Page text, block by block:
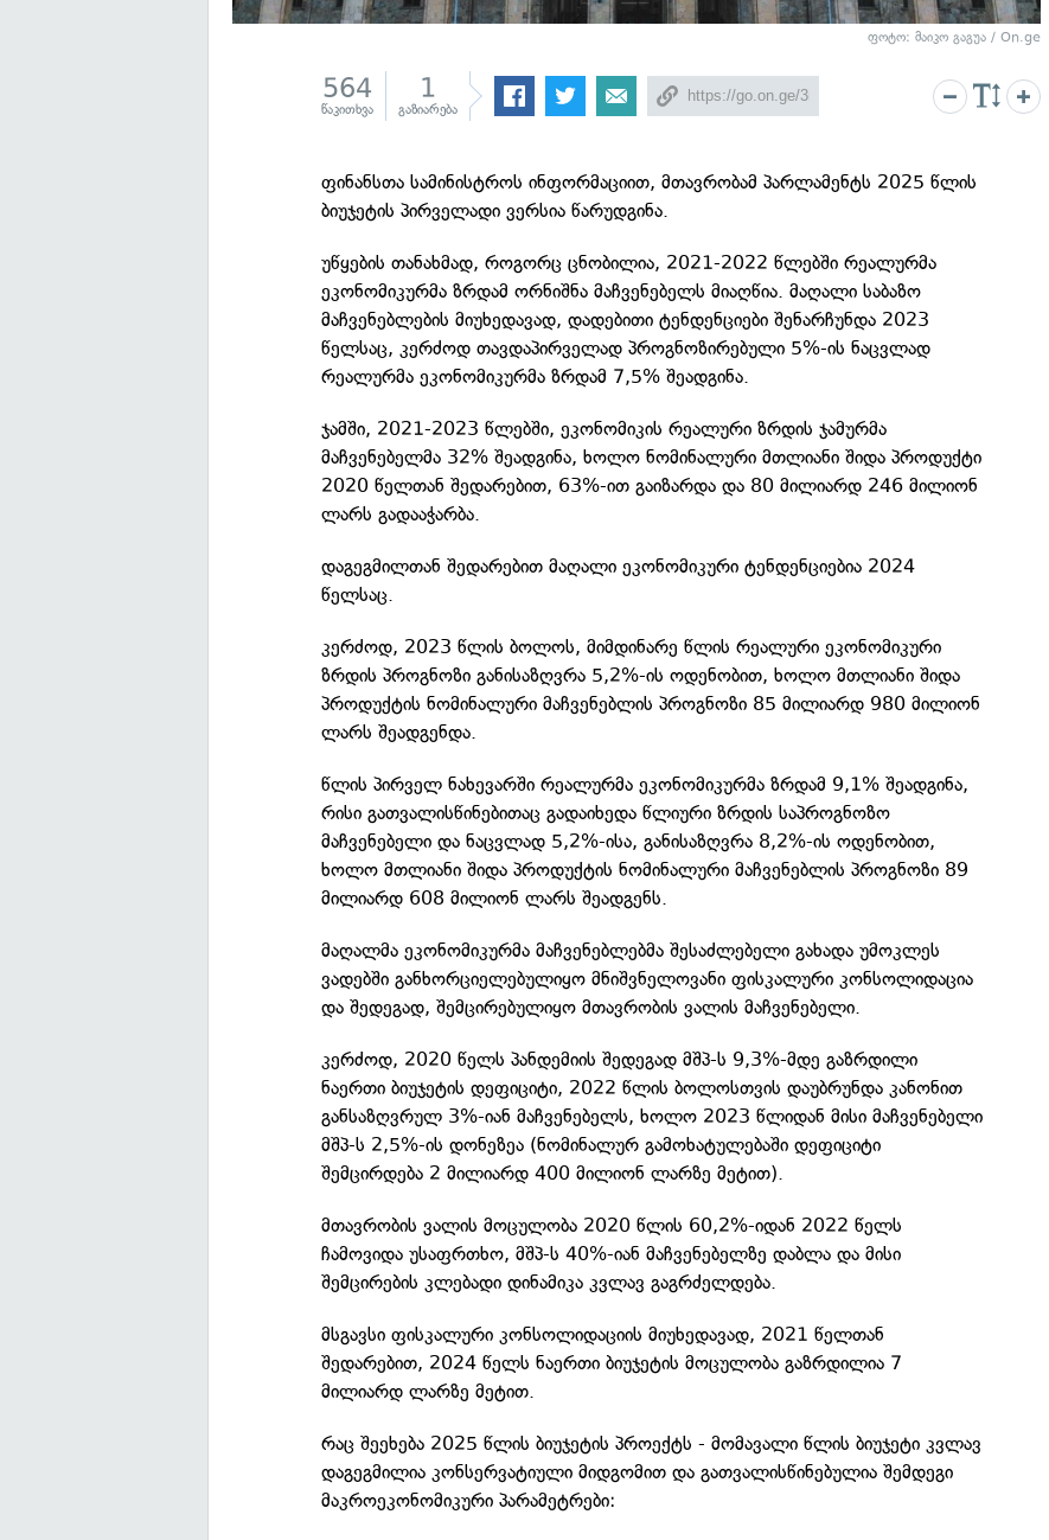
ფოტო: მაიკო გაგუა / On.ge
564
წაკითხვა
1
გაზიარება
ფინანსთა სამინისტროს ინფორმაციით, მთავრობამ პარლამენტს 2025 წლის
ბიუჯეტის პირველადი ვერსია წარუდგინა.
უწყების თანახმად, როგორც ცნობილია, 2021-2022 წლებში რეალურმა
ეკონომიკურმა ზრდამ ორნიშნა მაჩვენებელს მიაღწია. მაღალი საბაზო
მაჩვენებლების მიუხედავად, დადებითი ტენდენციები შენარჩუნდა 2023
წელსაც, კერძოდ თავდაპირველად პროგნოზირებული 5%-ის ნაცვლად
რეალურმა ეკონომიკურმა ზრდამ 7,5% შეადგინა.
ჯამში, 2021-2023 წლებში, ეკონომიკის რეალური ზრდის ჯამურმა
მაჩვენებელმა 32% შეადგინა, ხოლო ნომინალური მთლიანი შიდა პროდუქტი
2020 წელთან შედარებით, 63%-ით გაიზარდა და 80 მილიარდ 246 მილიონ
ლარს გადააჭარბა.
დაგეგმილთან შედარებით მაღალი ეკონომიკური ტენდენციებია 2024
წელსაც.
კერძოდ, 2023 წლის ბოლოს, მიმდინარე წლის რეალური ეკონომიკური
ზრდის პროგნოზი განისაზღვრა 5,2%-ის ოდენობით, ხოლო მთლიანი შიდა
პროდუქტის ნომინალური მაჩვენებლის პროგნოზი 85 მილიარდ 980 მილიონ
ლარს შეადგენდა.
წლის პირველ ნახევარში რეალურმა ეკონომიკურმა ზრდამ 9,1% შეადგინა,
რისი გათვალისწინებითაც გადაიხედა წლიური ზრდის საპროგნოზო
მაჩვენებელი და ნაცვლად 5,2%-ისა, განისაზღვრა 8,2%-ის ოდენობით,
ხოლო მთლიანი შიდა პროდუქტის ნომინალური მაჩვენებლის პროგნოზი 89
მილიარდ 608 მილიონ ლარს შეადგენს.
მაღალმა ეკონომიკურმა მაჩვენებლებმა შესაძლებელი გახადა უმოკლეს
ვადებში განხორციელებულიყო მნიშვნელოვანი ფისკალური კონსოლიდაცია
და შედეგად, შემცირებულიყო მთავრობის ვალის მაჩვენებელი.
კერძოდ, 2020 წელს პანდემიის შედეგად მშპ-ს 9,3%-მდე გაზრდილი
ნაერთი ბიუჯეტის დეფიციტი, 2022 წლის ბოლოსთვის დაუბრუნდა კანონით
განსაზღვრულ 3%-იან მაჩვენებელს, ხოლო 2023 წლიდან მისი მაჩვენებელი
მშპ-ს 2,5%-ის დონეზეა (ნომინალურ გამოხატულებაში დეფიციტი
შემცირდება 2 მილიარდ 400 მილიონ ლარზე მეტით).
მთავრობის ვალის მოცულობა 2020 წლის 60,2%-იდან 2022 წელს
ჩამოვიდა უსაფრთხო, მშპ-ს 40%-იან მაჩვენებელზე დაბლა და მისი
შემცირების კლებადი დინამიკა კვლავ გაგრძელდება.
მსგავსი ფისკალური კონსოლიდაციის მიუხედავად, 2021 წელთან
შედარებით, 2024 წელს ნაერთი ბიუჯეტის მოცულობა გაზრდილია 7
მილიარდ ლარზე მეტით.
რაც შეეხება 2025 წლის ბიუჯეტის პროექტს - მომავალი წლის ბიუჯეტი კვლავ
დაგეგმილია კონსერვატიული მიდგომით და გათვალისწინებულია შემდეგი
მაკროეკონომიკური პარამეტრები: